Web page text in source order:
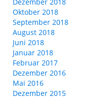
Oktober 2018
September 2018
August 2018
Juni 2018
Januar 2018
Februar 2017
Dezember 2016
Mai 2016
Dezember 2015